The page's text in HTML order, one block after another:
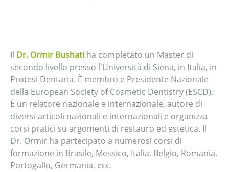
Il Dr. Ormir Bushati ha completato un Master di
secondo livello presso l'Università di Siena, in Italia, in
Protesi Dentaria. È membro e Presidente Nazionale
della European Society of Cosmetic Dentistry (ESCD).
È un relatore nazionale e internazionale, autore di
diversi articoli nazionali e internazionali e organizza
corsi pratici su argomenti di restauro ed estetica. Il
Dr. Ormir ha partecipato a numerosi corsi di
formazione in Brasile, Messico, Italia, Belgio, Romania,
Portogallo, Germania, ecc.